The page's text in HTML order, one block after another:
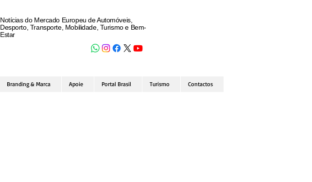
Notícias do Mercado Europeu de Automóveis,
Desporto, Transporte, Mobilidade, Turismo e Bem-
Estar
Branding & Marca Apoie Portal Brasil Turismo Contactos